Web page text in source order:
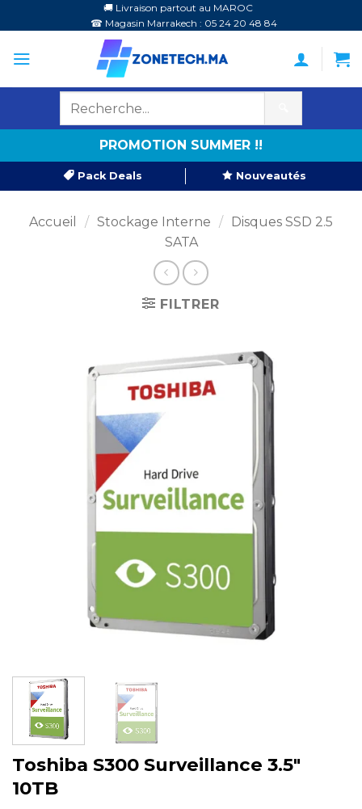
au
contenu
🚚 Livraison partout au MAROC
☎ Magasin Marrakech : 05 24 20 48 84
PROMOTION SUMMER !!
Pack Deals Nouveautés
Accueil / Stockage Interne / Disques SSD 2.5
SATA
FILTRER
Toshiba S300 Surveillance 3.5″
10TB